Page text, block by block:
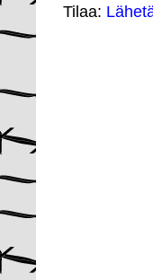
Tilaa: